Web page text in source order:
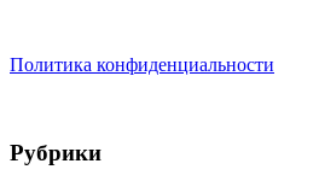
Политика конфиденциальности
Рубрики